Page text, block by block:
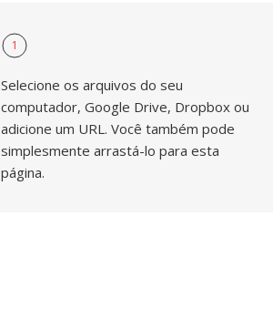
1
Selecione os arquivos do seu
computador, Google Drive, Dropbox ou
adicione um URL. Você também pode
simplesmente arrastá-lo para esta
página.